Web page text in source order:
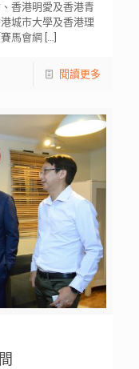
香港明愛及香港青
城市大學及香港理
馬會網 […]
閱讀更多